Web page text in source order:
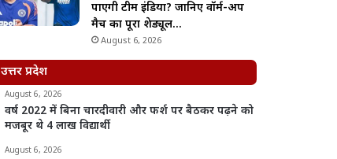
पाएगी टीम इंडिया? जानिए वॉर्म-अप
मैच का पूरा शेड्यूल…
August 6, 2026
उत्तर प्रदेश
August 6, 2026
वर्ष 2022 में बिना चारदीवारी और फर्श पर बैठकर पढ़ने को
मजबूर थे 4 लाख विद्यार्थी
August 6, 2026